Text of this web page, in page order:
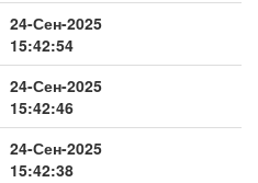
24-Сен-2025
15:42:54
24-Сен-2025
15:42:46
24-Сен-2025
15:42:38